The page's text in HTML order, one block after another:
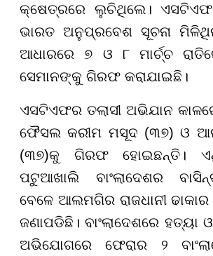
କ୍ଷେତ୍ରରେ ଲୁଚିଥିଲେ।
ଭାରତ ଅନୁପ୍ରବେଶ ସୂଚନା
ଆଧାରରେ ୭ ଓ ୮ ମାର୍ଚ୍ଚ
ସେମାନଙ୍କୁ ଗିରଫ କରାଯାଇଛି।
ଏସଟିଏଫର ତଲାସୀ ଅଭିଯାନ
ଫୈସଲ କରୀମ ମସୂଦ (୩୭) ଓ
(୩୭)କୁ ଗିରଫ ହୋଇଛନ୍ତି।
ପଟୁଆଖାଲି ବାଂଲାଦେଶର
ବେଳେ ଆଲମଗିର ରାଜଧାନୀ
ଜଣାପଡିଛି। ବାଂଲାଦେଶରେ ହତ୍ୟା
ଅଭିଯୋଗରେ ଫେରାର ୨